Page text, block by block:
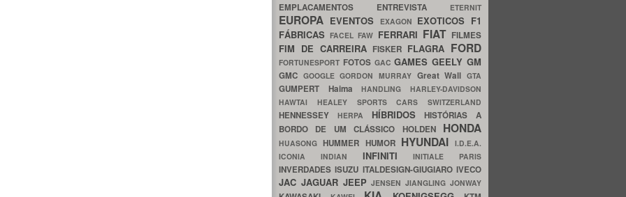
EMPLACAMENTOS ENTREVISTA ETERNIT
EUROPA EVENTOS EXAGON EXOTICOS F1
FÁBRICASFACELFAW FERRARI FIAT FILMES
FIM DE CARREIRA FISKER FLAGRA FORD
FORTUNESPORT FOTOS GACGAMESGEELYGM
GMC GOOGLEGORDON MURRAY Great WallGTA
GUMPERT HaimaHANDLINGHARLEY-DAVIDSON
HAWTAI HEALEY SPORTS CARS SWITZERLAND
HENNESSEY HERPA HÍBRIDOSHISTÓRIAS A
BORDO DE UM CLÁSSICO HOLDEN HONDA
HUASONGHUMMER HUMOR HYUNDAI I.D.E.A.
ICONIA INDIAN INFINITIINITIALE PARIS
INVERDADESISUZU ITALDESIGN-GIUGIAROIVECO
JAC JAGUAR JEEPJENSENJIANGLINGJONWAY